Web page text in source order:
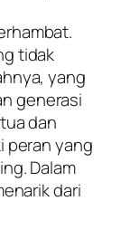
tidak
yang
generasi
dan
peran yang
Dalam
dari